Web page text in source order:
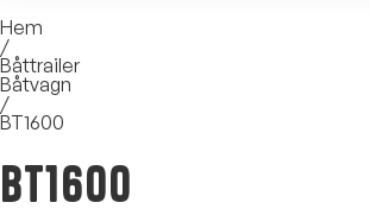
Hem
/
Båttrailer
Båtvagn
/
BT1600
BT1600